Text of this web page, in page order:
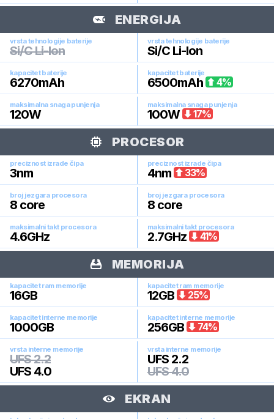
ENERGIJA
vrsta tehnologije baterije
Si/C Li-Ion
vrsta tehnologije baterije
Si/C Li-Ion
kapacitet baterije
6270mAh
kapacitet baterije
6500mAh 4%
maksimalna snaga punjenja
120W
maksimalna snaga punjenja
100W 17%
PROCESOR
preciznost izrade čipa
3nm
preciznost izrade čipa
4nm 33%
broj jezgara procesora
8 core
broj jezgara procesora
8 core
maksimalni takt procesora
4.6GHz
maksimalni takt procesora
2.7GHz 41%
MEMORIJA
kapacitet ram memorije
16GB
kapacitet ram memorije
12GB 25%
kapacitet interne memorije
1000GB
kapacitet interne memorije
256GB 74%
vrsta interne memorije
UFS 2.2
UFS 4.0
vrsta interne memorije
UFS 2.2
UFS 4.0
EKRAN